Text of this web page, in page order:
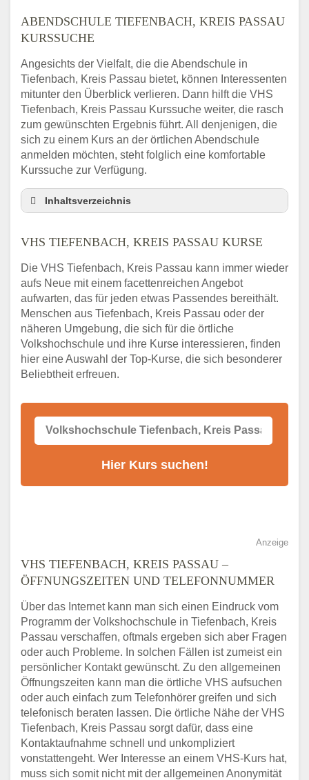
ABENDSCHULE TIEFENBACH, KREIS PASSAU
KURSSUCHE
Angesichts der Vielfalt, die die Abendschule in
Tiefenbach, Kreis Passau bietet, können Interessenten
mitunter den Überblick verlieren. Dann hilft die VHS
Tiefenbach, Kreis Passau Kurssuche weiter, die rasch
zum gewünschten Ergebnis führt. All denjenigen, die
sich zu einem Kurs an der örtlichen Abendschule
anmelden möchten, steht folglich eine komfortable
Kurssuche zur Verfügung.
Inhaltsverzeichnis
Passau und Umgebung
Abendschule Tiefenbach, Kreis Passau
Kurssuche
VHS Tiefenbach, Kreis Passau Kurse
VHS Tiefenbach, Kreis Passau –
Öffnungszeiten und Telefonnummer
Stellenangebote der Volkshochschule
Tiefenbach, Kreis Passau
VHS-Kurs
Alternativen zum VHS Programm 2026 in
VHS TIEFENBACH, KREIS PASSAU KURSE
Die VHS Tiefenbach, Kreis Passau kann immer wieder
aufs Neue mit einem facettenreichen Angebot
aufwarten, das für jeden etwas Passendes bereithält.
Menschen aus Tiefenbach, Kreis Passau oder der
näheren Umgebung, die sich für die örtliche
Volkshochschule und ihre Kurse interessieren, finden
hier eine Auswahl der Top-Kurse, die sich besonderer
Beliebtheit erfreuen.
Anzeige
VHS TIEFENBACH, KREIS PASSAU –
ÖFFNUNGSZEITEN UND TELEFONNUMMER
Über das Internet kann man sich einen Eindruck vom
Programm der Volkshochschule in Tiefenbach, Kreis
Passau verschaffen, oftmals ergeben sich aber Fragen
oder auch Probleme. In solchen Fällen ist zumeist ein
persönlicher Kontakt gewünscht. Zu den allgemeinen
Öffnungszeiten kann man die örtliche VHS aufsuchen
oder auch einfach zum Telefonhörer greifen und sich
telefonisch beraten lassen. Die örtliche Nähe der VHS
Tiefenbach, Kreis Passau sorgt dafür, dass eine
Kontaktaufnahme schnell und unkompliziert
vonstattengeht. Wer Interesse an einem VHS-Kurs hat,
muss sich somit nicht mit der allgemeinen Anonymität